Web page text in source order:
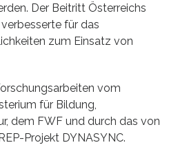
Der Beitritt Österreichs
für das
zum Einsatz von
vom
für Bildung,
dem FWF und durch das von
Projekt DYNASYNC.